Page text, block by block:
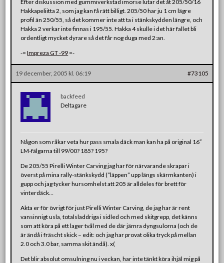
Efter diskussion med gummiverkstad imorse lutar det åt 205/50/16
Hakkapeliitta 2, som jag kan få rätt billigt. 205/50 har ju 1 cm lägre
profil än 250/55, så det kommer inte att ta i stänkskydden längre, och
Hakka 2 verkar inte finnas i 195/55. Hakka 4 skulle i det här fallet bli
ordentligt mycket dyrare så det får nog duga med 2:an.
-=Impreza GT -99 =-
19 december, 2005 kl. 06:19 #73105
backfeed
Deltagare
Någon som råkar veta hur pass smala däck man kan ha på original 16″
LM-fälgarna till 99/00? 185? 195?
De 205/55 Pirelli Winter Carving jag har för närvarande skrapar i
överst på mina rally-stänkskydd (”läppen” upp längs skärmkanten) i
gupp och jag tycker hursomhelst att 205 är alldeles för brett för
vinterdäck…
Akta er för övrigt för just Pirelli Winter Carving, de jag har är rent
vansinnigt usla, totalsladdriga i sidled och med skitgrepp, det känns
som att köra på ett lager tvål med de där jämra dyngsulorna (och de
är ändå i fräscht skick – edit: och jag har provat olika tryck på mellan
2.0 och 3.0 bar, samma skit ändå). x(
Det blir absolut omsulning nu i veckan, har inte tänkt köra ihjäl mig på